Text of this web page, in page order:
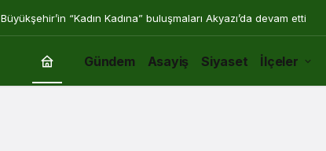
Büyükşehir’in “Kadın Kadına” buluşmaları Akyazı’da devam etti
Gündem Asayiş Siyaset İlçeler